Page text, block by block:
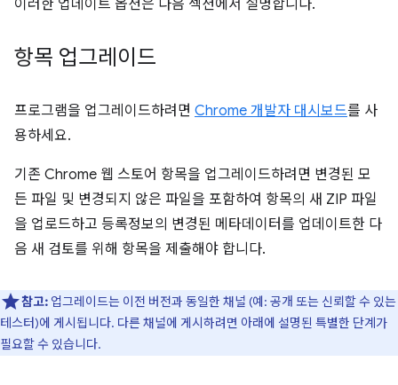
이러한 업데이트 옵션은 다음 섹션에서 설명합니다.
항목 업그레이드
프로그램을 업그레이드하려면 Chrome 개발자 대시보드를 사
용하세요.
기존 Chrome 웹 스토어 항목을 업그레이드하려면 변경된 모
든 파일 및 변경되지 않은 파일을 포함하여 항목의 새 ZIP 파일
을 업로드하고 등록정보의 변경된 메타데이터를 업데이트한 다
음 새 검토를 위해 항목을 제출해야 합니다.
참고: 업그레이드는 이전 버전과 동일한 채널 (예: 공개 또는 신뢰할 수 있는
테스터)에 게시됩니다. 다른 채널에 게시하려면 아래에 설명된 특별한 단계가
필요할 수 있습니다.